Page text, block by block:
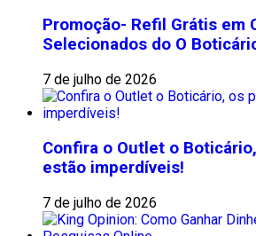
Promoção- Refil Grátis em
Selecionados do O
7 de julho de 2026
Confira o Outlet o
estão imperdíveis!
7 de julho de 2026